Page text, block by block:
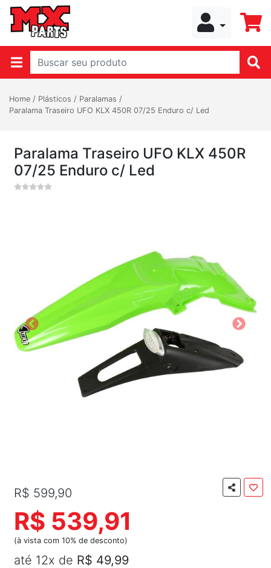
Home / Plásticos / Paralamas /
Paralama Traseiro UFO KLX 450R 07/25 Enduro c/ Led
Paralama Traseiro UFO KLX 450R
07/25 Enduro c/ Led
R$ 599,90
R$ 539,91
(à vista com 10% de desconto)
até 12x de R$ 49,99